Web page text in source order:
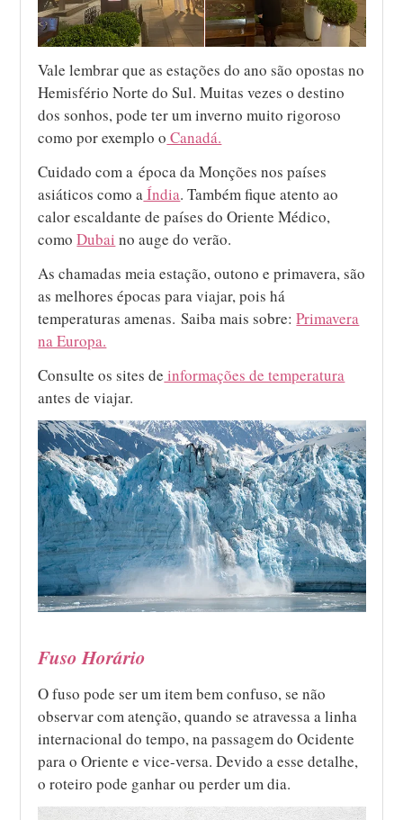
Vale lembrar que as estações do ano são opostas no
Hemisfério Norte do Sul. Muitas vezes o destino
dos sonhos, pode ter um inverno muito rigoroso
como por exemplo o Canadá.
Cuidado com a época da Monções nos países
asiáticos como aÍndia. Também fique atento ao
calor escaldante de países do Oriente Médico,
comoDubai no auge do verão.
As chamadas meia estação, outono e primavera, são
as melhores épocas para viajar, pois há
temperaturas amenas. Saiba mais sobre:Primavera
na Europa.
Consulte os sites de informações de temperatura
antes de viajar.
Fuso Horário
O fuso pode ser um item bem confuso, se não
observar com atenção, quando se atravessa a linha
internacional do tempo, na passagem do Ocidente
para o Oriente e vice-versa. Devido a esse detalhe,
o roteiro pode ganhar ou perder um dia.